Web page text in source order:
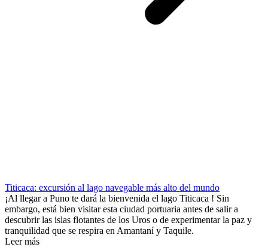
Titicaca: excursión al lago navegable más alto del mundo
¡Al llegar a Puno te dará la bienvenida el lago Titicaca ! Sin
embargo, está bien visitar esta ciudad portuaria antes de salir a
descubrir las islas flotantes de los Uros o de experimentar la paz y
tranquilidad que se respira en Amantaní y Taquile.
Leer más